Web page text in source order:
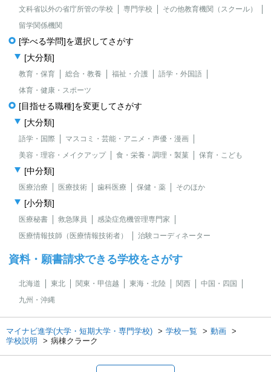
文科省以外の省庁所管の学校
専門学校
その他教育機関（スクール）
留学関係機関
[学べる学問]を選択してさがす
[大分類]
教育・保育 総合・教養 福祉・介護
語学・外国語
体育・健康・スポーツ
[目指せる職種]を変更してさがす
[大分類]
語学・国際
マスコミ・芸能・アニメ・声優・漫画
美容・理容・メイクアップ
食・栄養・調理・製菓 保育・こども
[中分類]
医療治療 医療技術 歯科医療 保健・薬 そのほか
[小分類]
医療秘書 救急隊員
感染症危機管理専門家
医療情報技師（医療情報技術者）
治験コーディネーター
資料・願書請求できる学校をさがす
北海道 東北 関東・甲信越 東海・北陸 関西
中国・四国
九州・沖縄
マイナビ進学(大学・短期大学・専門学校) 学校一覧
動画
学校説明
病棟クラーク